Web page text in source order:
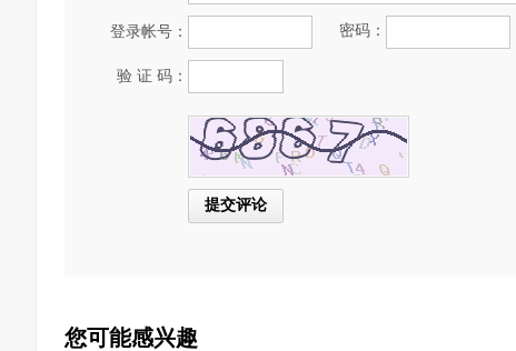
登录帐号： 密码：
验 证 码：
您可能感兴趣